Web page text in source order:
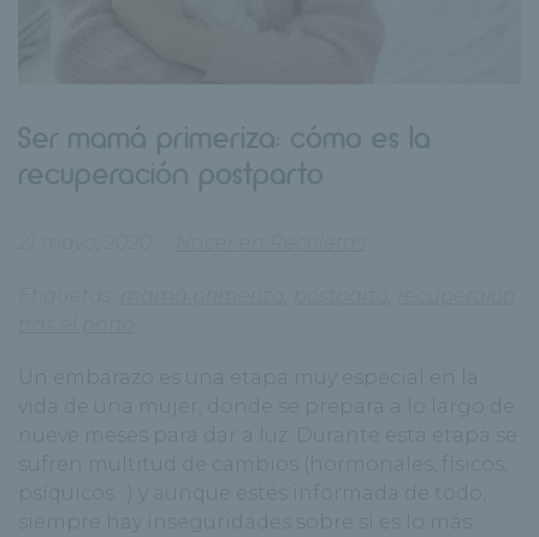
Ser mamá primeriza: cómo es la
recuperación postparto
Un embarazo es una etapa muy especial en la
vida de una mujer, donde se prepara a lo largo de
nueve meses para dar a luz. Durante esta etapa se
sufren multitud de cambios (hormonales, físicos,
psíquicos…) y aunque estés informada de todo,
siempre hay inseguridades sobre si es lo más